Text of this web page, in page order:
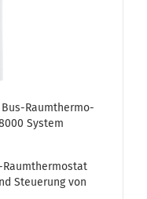
Bus-​Raum­ther­mo­
Sys­tem
​Raumthermostat
Steue­rung von